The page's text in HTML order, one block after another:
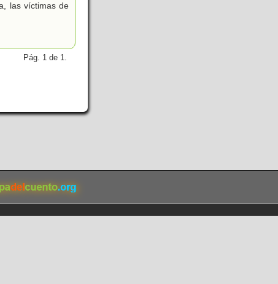
las víctimas de
Pág. 1 de 1.